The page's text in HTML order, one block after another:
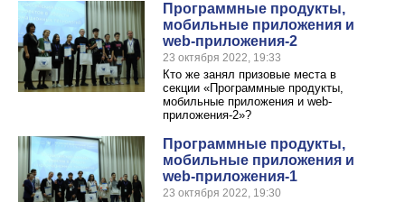
Программные продукты,
мобильные приложения и
web-приложения-2
23 октября 2022, 19:33
Кто же занял призовые места в
секции «Программные продукты,
мобильные приложения и web-
приложения-2»?
Программные продукты,
мобильные приложения и
web-приложения-1
23 октября 2022, 19:30